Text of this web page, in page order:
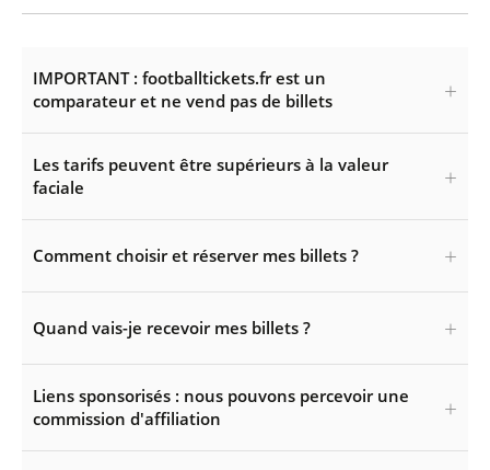
IMPORTANT : footballtickets.fr est un
comparateur et ne vend pas de billets
Les tarifs peuvent être supérieurs à la valeur
faciale
Comment choisir et réserver mes billets ?
Quand vais-je recevoir mes billets ?
Liens sponsorisés : nous pouvons percevoir une
commission d'affiliation